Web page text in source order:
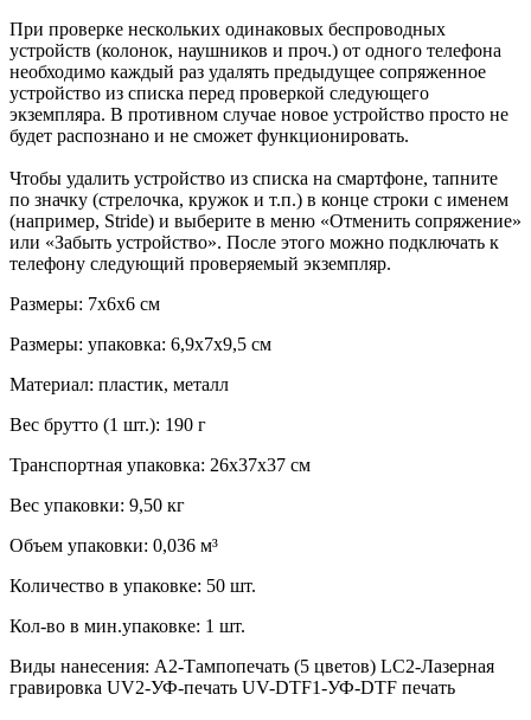
При проверке нескольких одинаковых беспроводных
устройств (колонок, наушников и проч.) от одного телефона
необходимо каждый раз удалять предыдущее сопряженное
устройство из списка перед проверкой следующего
экземпляра. В противном случае новое устройство просто не
будет распознано и не сможет функционировать.
Чтобы удалить устройство из списка на смартфоне, тапните
по значку (стрелочка, кружок и т.п.) в конце строки с именем
(например, Stride) и выберите в меню «Отменить сопряжение»
или «Забыть устройство». После этого можно подключать к
телефону следующий проверяемый экземпляр.
Размеры: 7х6х6 см
Размеры: упаковка: 6,9x7x9,5 см
Материал: пластик, металл
Вес брутто (1 шт.): 190 г
Транспортная упаковка: 26x37x37 см
Вес упаковки: 9,50 кг
Объем упаковки: 0,036 м³
Количество в упаковке: 50 шт.
Кол-во в мин.упаковке: 1 шт.
Виды нанесения: A2-Тампопечать (5 цветов) LC2-Лазерная
гравировка UV2-УФ-печать UV-DTF1-УФ-DTF печать